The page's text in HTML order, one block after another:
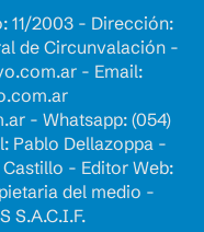
11/2003 - Dirección:
de Circunvalación -
- Email:
- Whatsapp: (054)
Pablo Dellazoppa -
- Editor Web:
del medio -
S.A.C.I.F.